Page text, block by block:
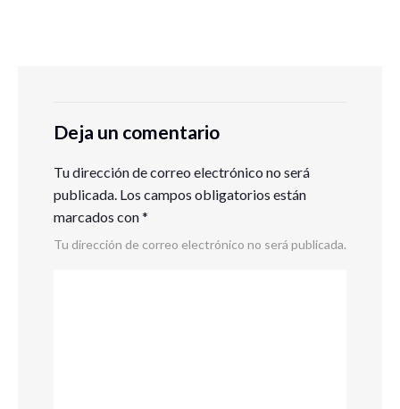
Deja un comentario
Tu dirección de correo electrónico no será
publicada. Los campos obligatorios están
marcados con*
Tu dirección de correo electrónico no será publicada.